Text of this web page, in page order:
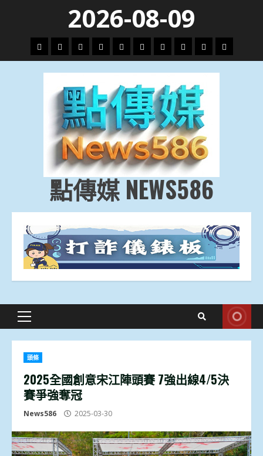
content
2026-08-09
頭
條
財
經
地
方.
會
文
教.
技
專
題
娛
樂
劇
政
治
國
際
運
動
生
活
點傳媒 NEWS586
Primary
頭條
2025全國創意宋江陣頭賽 7強出線4/5決
賽爭強奪冠
News586 2025-03-30